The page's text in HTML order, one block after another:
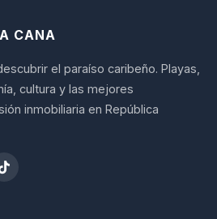
CANA
el paraíso caribeño. Playas,
cultura y las mejores
inmobiliaria en República